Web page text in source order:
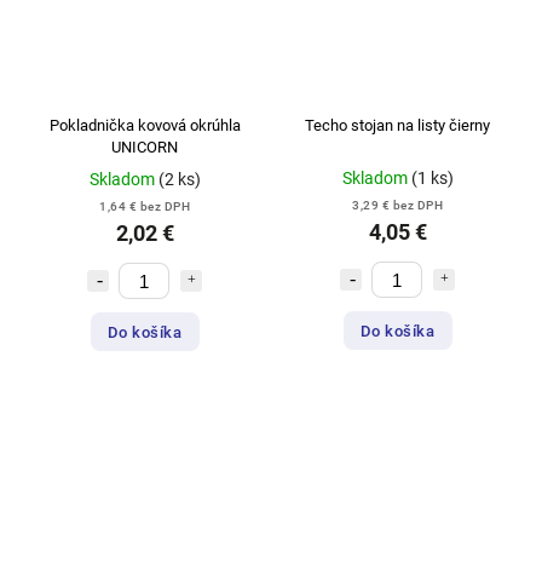
Pokladnička kovová okrúhla
UNICORN
Skladom (2 ks)
1,64 € bez DPH
2,02 €
Do košíka
Techo stojan na listy čierny
Skladom (1 ks)
3,29 € bez DPH
4,05 €
Do košíka